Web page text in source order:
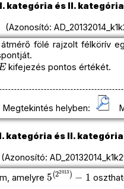
kategória és II.
fölé rajzolt félkörív
kifejezés pontos értékét.
Megtekintés helyben:
kategória és II.
amelyre
5(22013)−1